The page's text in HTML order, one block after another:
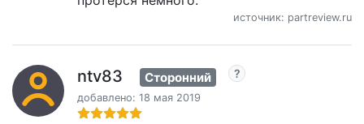
источник: partreview.ru
ntv83 Сторонний
добавлено: 18 мая 2019